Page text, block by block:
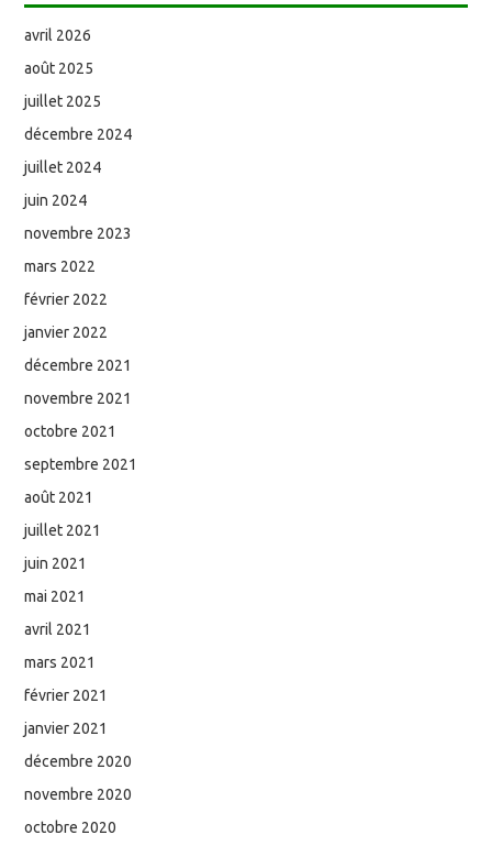
avril 2026
août 2025
juillet 2025
décembre 2024
juillet 2024
juin 2024
novembre 2023
mars 2022
février 2022
janvier 2022
décembre 2021
novembre 2021
octobre 2021
septembre 2021
août 2021
juillet 2021
juin 2021
mai 2021
avril 2021
mars 2021
février 2021
janvier 2021
décembre 2020
novembre 2020
octobre 2020